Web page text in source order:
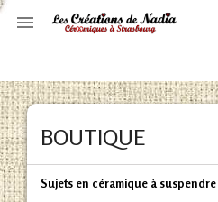

BOUTIQUE
Sujets en céramique à suspendre